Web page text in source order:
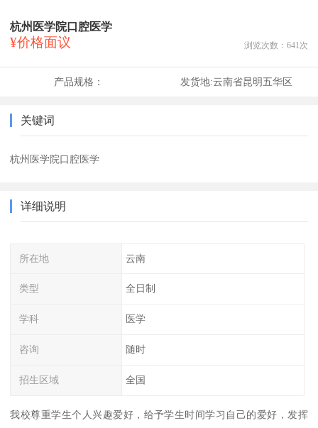
杭州医学院口腔医学
¥价格面议 浏览次数： 641 次
产品规格： 发货地:云南省昆明五华区
关键词
杭州医学院口腔医学
详细说明
所在地 云南
类型 全日制
学科 医学
咨询 随时
招生区域 全国
我校尊重学生个人兴趣爱好，给予学生时间学习自己的爱好，发挥